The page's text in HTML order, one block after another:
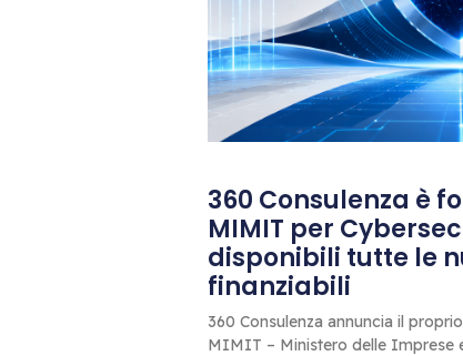
360 Consulenza è
MIMIT per
disponibili tutte le
finanziabili
360 Consulenza annuncia il
MIMIT – Ministero delle Imprese